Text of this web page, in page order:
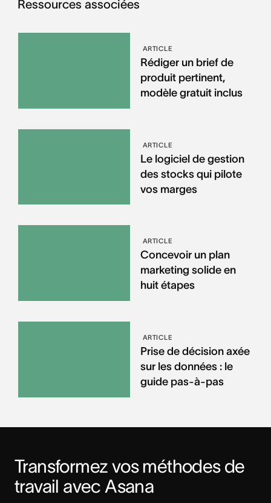
Ressources associées
ARTICLE
Rédiger un brief de
produit pertinent,
modèle gratuit inclus
ARTICLE
Le logiciel de gestion
des stocks qui pilote
vos marges
ARTICLE
Concevoir un plan
marketing solide en
huit étapes
ARTICLE
Prise de décision axée
sur les données : le
guide pas-à-pas
Transformez vos méthodes de
travail avec Asana